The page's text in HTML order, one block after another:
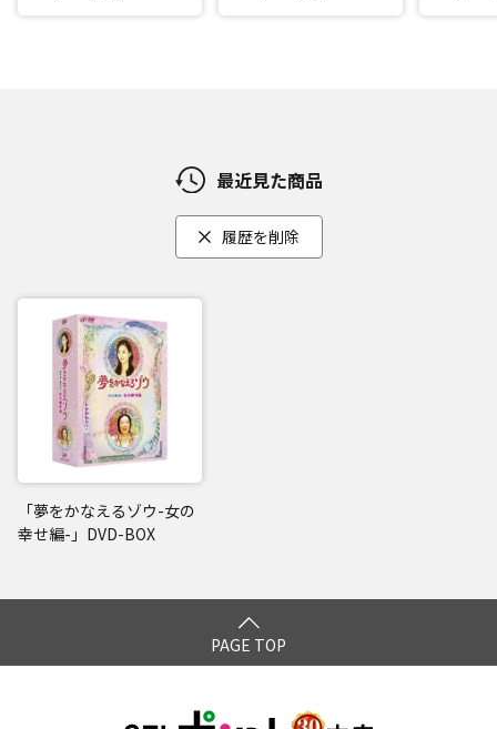
最近見た商品
履歴を削除
「夢をかなえるゾウ-女の
幸せ編-」DVD-BOX
PAGE TOP